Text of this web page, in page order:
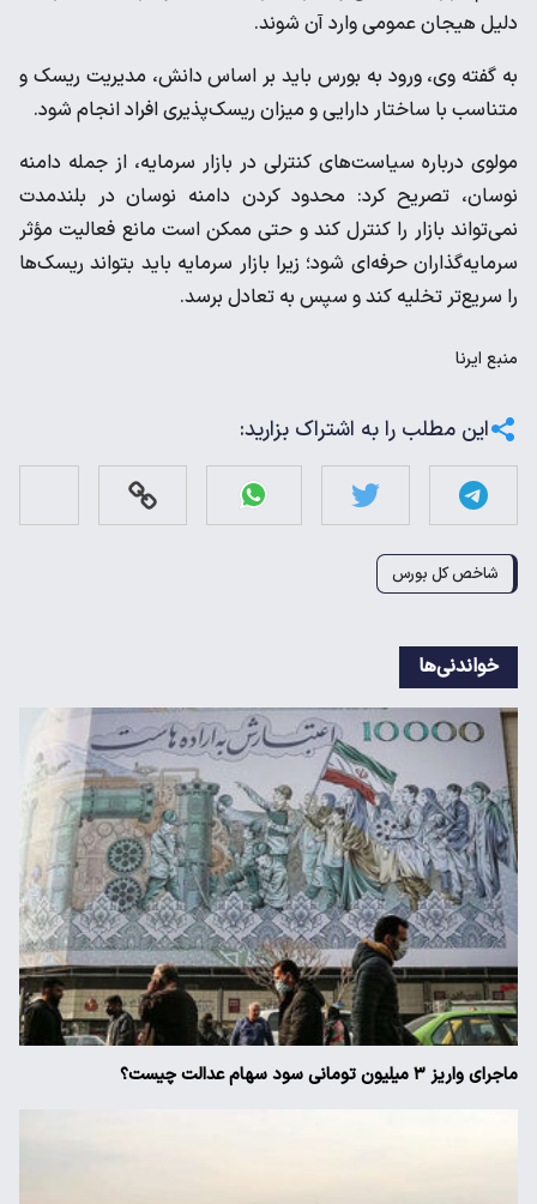
دلیل هیجان عمومی وارد آن شوند.
به گفته وی، ورود به بورس باید بر اساس دانش، مدیریت ریسک و
متناسب با ساختار دارایی و میزان ریسک‌پذیری افراد انجام شود.
مولوی درباره سیاست‌های کنترلی در بازار سرمایه، از جمله دامنه
نوسان، تصریح کرد: محدود کردن دامنه نوسان در بلندمدت
نمی‌تواند بازار را کنترل کند و حتی ممکن است مانع فعالیت مؤثر
سرمایه‌گذاران حرفه‌ای شود؛ زیرا بازار سرمایه باید بتواند ریسک‌ها
را سریع‌تر تخلیه کند و سپس به تعادل برسد.
منبع ایرنا
این مطلب را به اشتراک بزارید:
شاخص کل بورس
خواندنی‌ها
ماجرای واریز ۳ میلیون تومانی سود سهام عدالت چیست؟